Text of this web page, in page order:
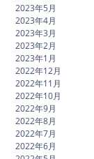
2023年5月
2023年4月
2023年3月
2023年2月
2023年1月
2022年12月
2022年11月
2022年10月
2022年9月
2022年8月
2022年7月
2022年6月